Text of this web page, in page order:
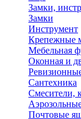
Замки,
Замки
Инструмент
Крепежные
Мебельная
Оконная и
Сантехника
Смесители,
Почтовые